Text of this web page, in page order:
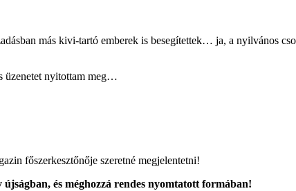
más kivi-tartó emberek is besegítettek… ja, a nyilvános
üzenetet nyitottam meg…
főszerkesztőnője szeretné megjelentetni!
és méghozzá rendes nyomtatott formában!